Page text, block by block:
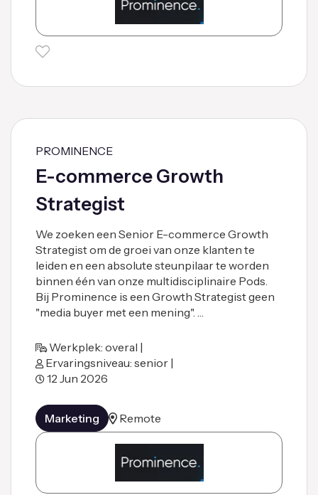
PROMINENCE
E-commerce Growth
Strategist
We zoeken een Senior E-commerce Growth
Strategist om de groei van onze klanten te
leiden en een absolute steunpilaar te worden
binnen één van onze multidisciplinaire Pods.
Bij Prominence is een Growth Strategist geen
"media buyer met een mening". …
Werkplek: overal |
Ervaringsniveau: senior |
12 Jun 2026
Marketing Remote